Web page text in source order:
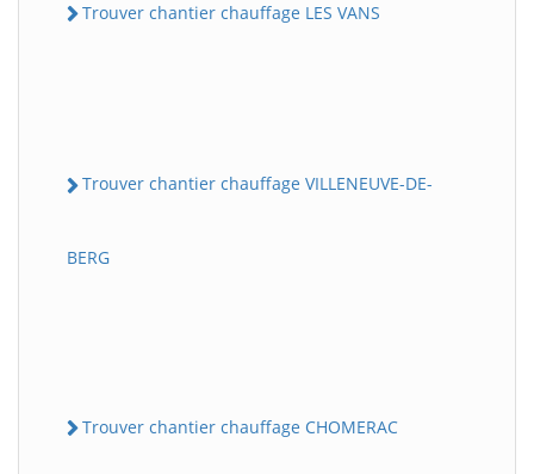
Trouver chantier chauffage LES VANS
Trouver chantier chauffage VILLENEUVE-DE-
BERG
Trouver chantier chauffage CHOMERAC